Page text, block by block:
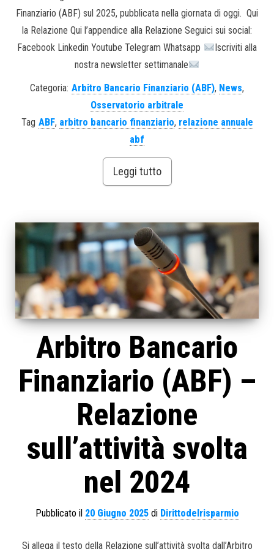
Finanziario (ABF) sul 2025, pubblicata nella giornata di oggi. Qui
la Relazione Qui l’appendice alla Relazione Seguici sui social:
Facebook Linkedin Youtube Telegram Whatsapp
Iscriviti alla
nostra newsletter settimanale
Categoria: Arbitro Bancario Finanziario (ABF), News,
Osservatorio arbitrale
Tag ABF, arbitro bancario finanziario, relazione annuale
abf
Leggi tutto
Arbitro Bancario
Finanziario (ABF) –
Relazione
sull’attività svolta
nel 2024
Pubblicato il 20 Giugno 2025di Dirittodelrisparmio
Si allega il testo della Relazione sull’attività svolta dall’Arbitro